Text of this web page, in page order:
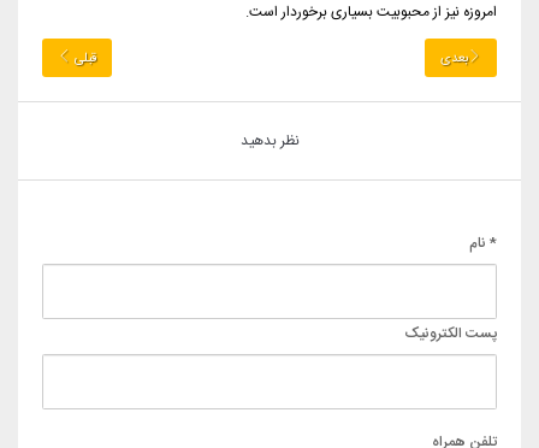
امروزه نیز از محبوبیت بسیاری برخوردار است.
بعدی قبلی
نظر بدهید
* نام
پست الکترونیک
تلفن همراه